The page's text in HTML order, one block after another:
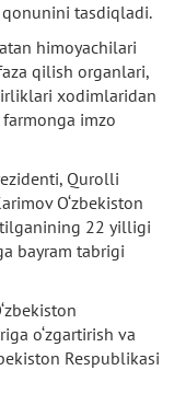
qonunini tasdiqladi.
himoyachilari
qilish organlari,
xodimlaridan
imzo
Qurolli
O‘zbekiston
22 yilligi
bayram tabrigi
o‘zgartirish va
Respublikasi